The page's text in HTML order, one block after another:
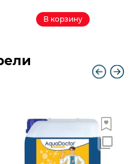
В корзину